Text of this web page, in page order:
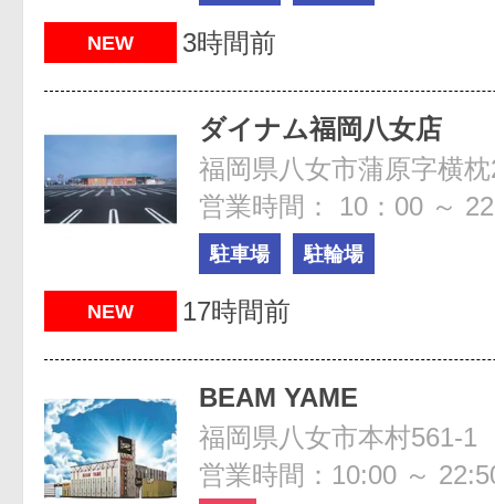
NEW 3時間前
ダイナム福岡八女店
福岡県八女市蒲原字横
営業時間： 10：00 ～
駐車場 駐輪場
NEW 17時間前
BEAM YAME
福岡県八女市本村561-1
営業時間：10:00 ～